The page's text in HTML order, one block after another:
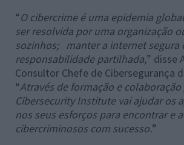
“O cibercrime é uma epidemia
ser resolvida por uma organização
sozinhos; manter a internet segura
responsabilidade partilhada,” disse
Consultor Chefe de Cibersegurança
“Através de formação e
Cibersecurity Institute vai ajudar os
nos seus esforços para encontrar e
cibercriminosos com sucesso.”